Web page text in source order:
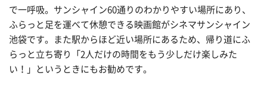
で一呼吸。サンシャイン60通りのわかりやすい場所にあり、
ふらっと足を運べて休憩できる映画館がシネマサンシャイン
池袋です。また駅からほど近い場所にあるため、帰り道にふ
らっと立ち寄り「2人だけの時間をもう少しだけ楽しみた
い！」というときにもお勧めです。